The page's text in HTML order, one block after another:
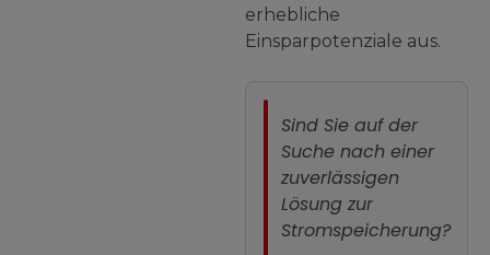
erhebliche
Einsparpotenziale aus.
Sind Sie auf der
Suche nach einer
zuverlässigen
Lösung zur
Stromspeicherung?